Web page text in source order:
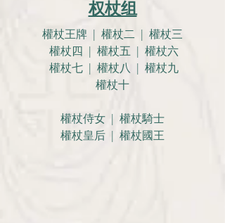
权杖组
權杖王牌 | 權杖二 | 權杖三
權杖四 | 權杖五 | 權杖六
權杖七 | 權杖八 | 權杖九
權杖十
權杖侍女 | 權杖騎士
權杖皇后 | 權杖國王